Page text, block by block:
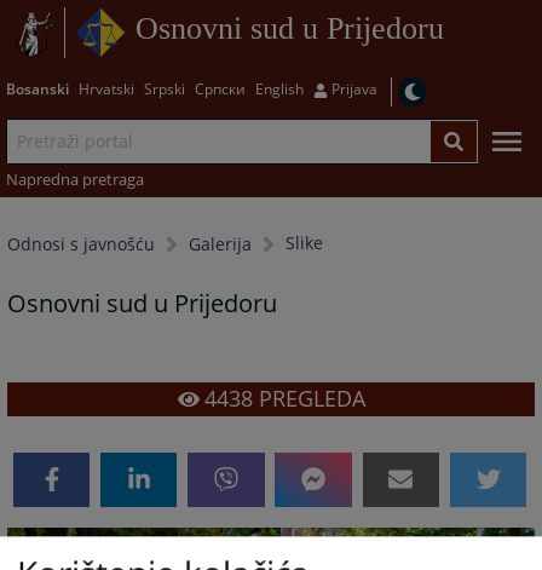
Osnovni sud u Prijedoru
Bosanski Hrvatski Srpski Српски English Prijava
Napredna pretraga
Odnosi s javnošću Galerija Slike
Osnovni sud u Prijedoru
4438PREGLEDA